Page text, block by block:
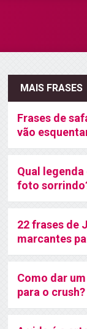
MAIS FRASES
Frases de
vão
Qual
foto
22 frases de
marcantes
Como dar
para o crush?